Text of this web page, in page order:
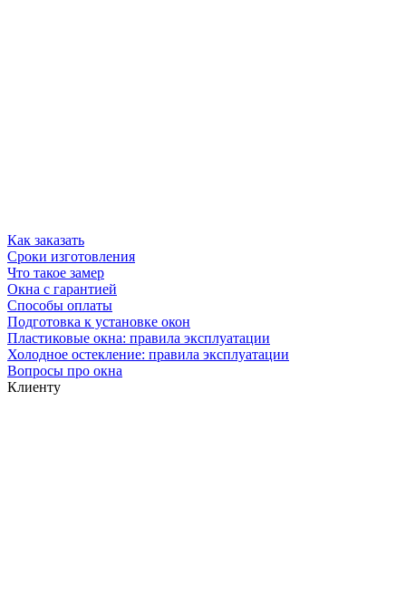
Как заказать
Сроки изготовления
Что такое замер
Окна с гарантией
Способы оплаты
Подготовка к установке окон
Пластиковые окна: правила эксплуатации
Холодное остекление: правила эксплуатации
Вопросы про окна
Клиенту